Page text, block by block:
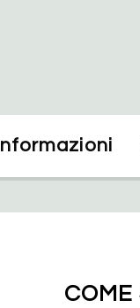
Informazioni
COME